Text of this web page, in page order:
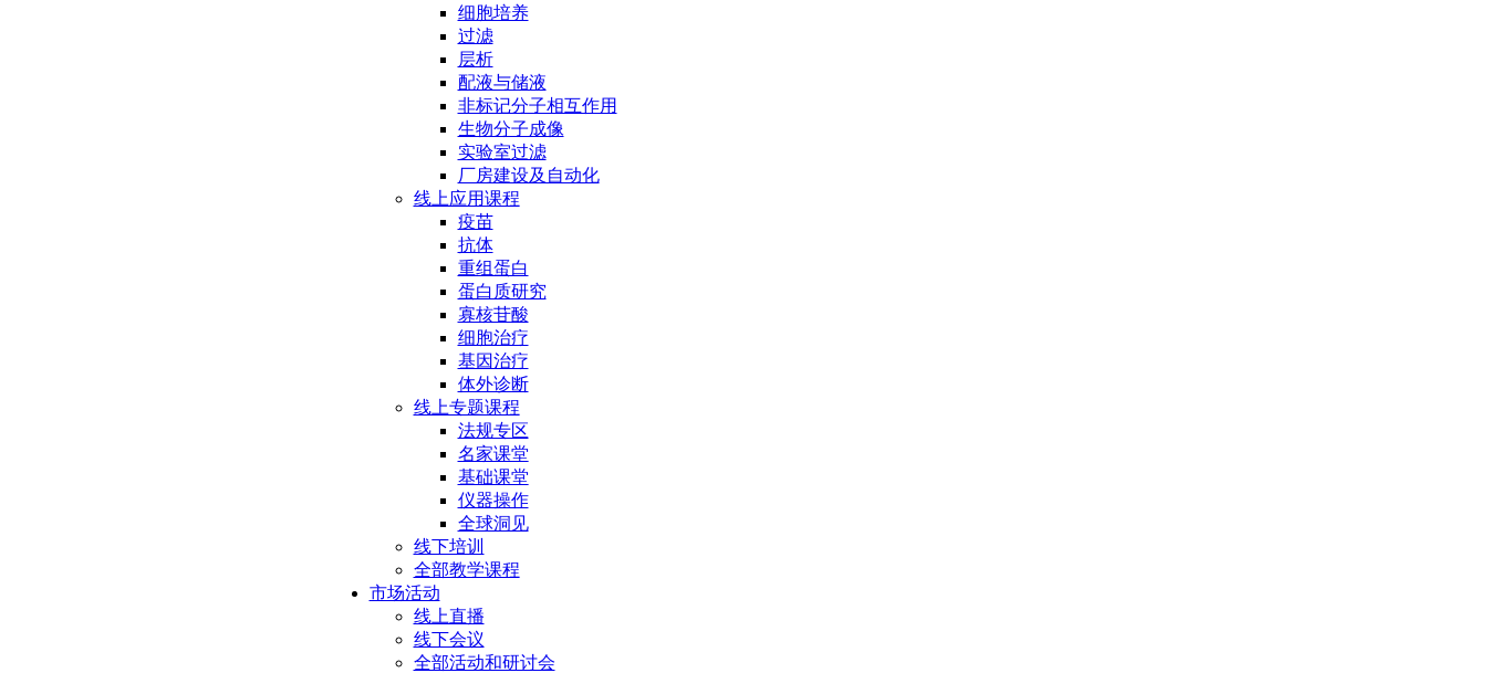
细胞培养
过滤
层析
配液与储液
非标记分子相互作用
生物分子成像
实验室过滤
厂房建设及自动化
线上应用课程
疫苗
抗体
重组蛋白
蛋白质研究
寡核苷酸
细胞治疗
基因治疗
体外诊断
线上专题课程
法规专区
名家课堂
基础课堂
仪器操作
全球洞见
线下培训
全部教学课程
市场活动
线上直播
线下会议
全部活动和研讨会